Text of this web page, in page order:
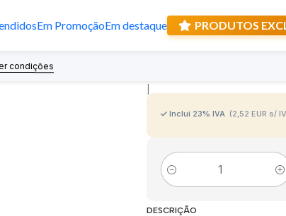
Em PromoçãoEm destaque PRODUTOS
condições Recebe
Inclui 23% IVA (2,52 EUR s/
Quantidade
DESCRIÇÃO